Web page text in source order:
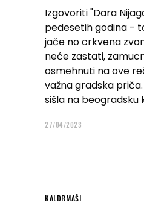
Izgovoriti "Dara
pedesetih godina -
jače no crkvena
neće zastati,
osmehnuti na ove
važna gradska
sišla na beogradsku
27/04/2023
KALDRMAŠI